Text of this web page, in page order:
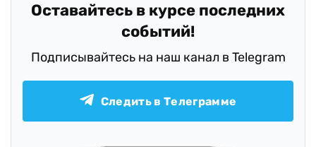
Оставайтесь в курсе последних
событий!
Подписывайтесь на наш канал в Telegram
Следить в Телеграмме